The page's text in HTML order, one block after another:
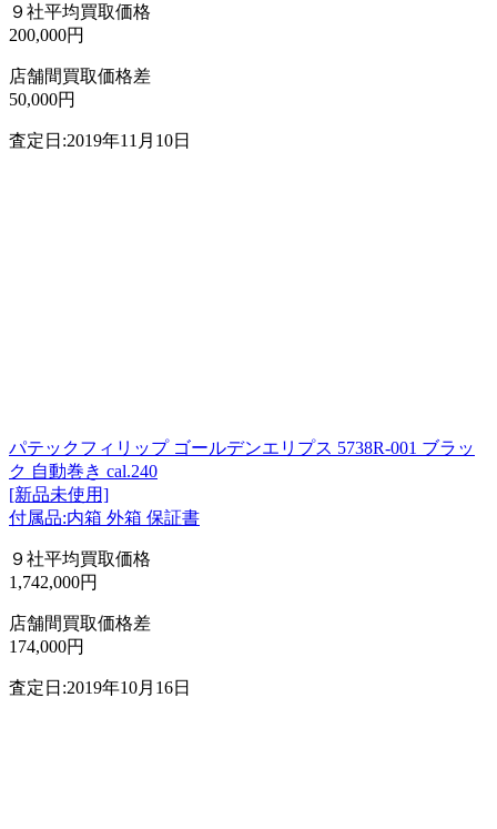
９社平均買取価格
200,000円
店舗間買取価格差
50,000円
査定日:2019年11月10日
パテックフィリップ ゴールデンエリプス 5738R-001 ブラッ
ク 自動巻き cal.240
[新品未使用]
付属品:内箱 外箱 保証書
９社平均買取価格
1,742,000円
店舗間買取価格差
174,000円
査定日:2019年10月16日